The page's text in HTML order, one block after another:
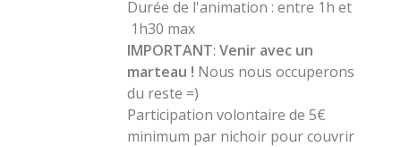
Durée de l'animation : entre 1h et
1h30 max
IMPORTANT: Venir avec un
marteau ! Nous nous occuperons
du reste =)
Participation volontaire de 5€
minimum par nichoir pour couvrir